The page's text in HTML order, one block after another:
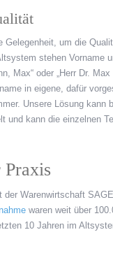
Gelegenheit, um die
stehen Vorname
Max“ oder „Herr Dr.
in eigene, dafür
Unsere Lösung
und kann die einzelnen
der Warenwirtschaft
waren weit über
10 Jahren im